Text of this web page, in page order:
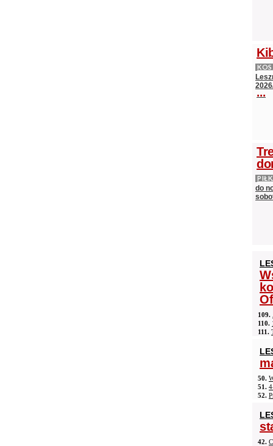
...
do
109.
110.
111.
50.
51.
52.
42.